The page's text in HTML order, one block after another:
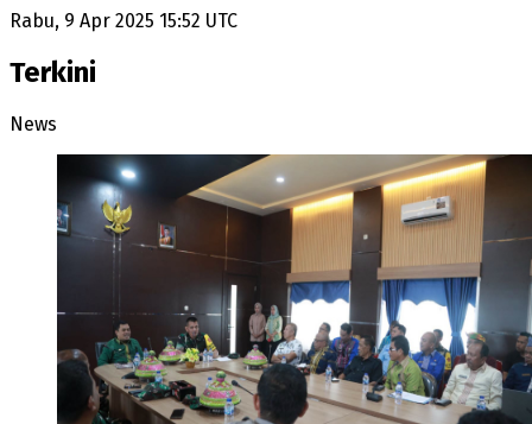
Rabu, 9 Apr 2025 15:52 UTC
Terkini
News